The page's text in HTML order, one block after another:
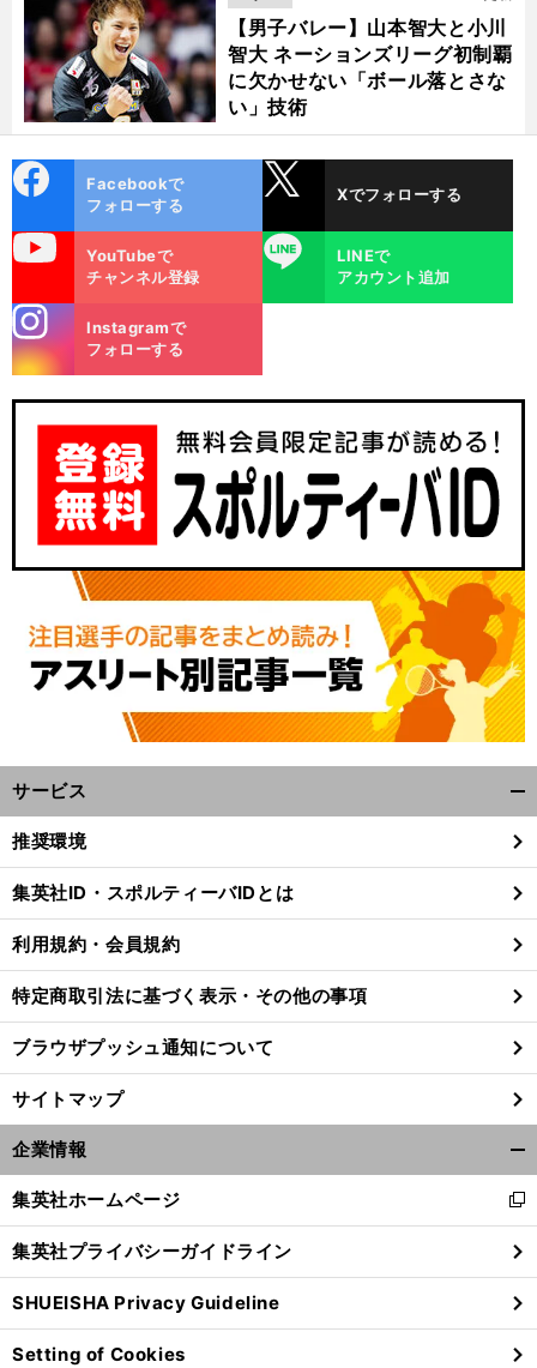
】
、
準
、
前
【男子バレー】山本智大と小川
智大 ネーションズリーグ初制覇
に欠かせない「ボール落とさな
い」技術
ok
Facebookで
フォローする
Xでフォローする
YouTubeで
チャンネル登録
LINE
LINEで
アカウント追加
m
Instagramで
フォローする
サービス
閉
る
推奨環境
集英社ID・スポルティーバIDとは
利用規約・会員規約
特定商取引法に基づく表示・その他の事項
ブラウザプッシュ通知について
サイトマップ
企業情報
閉
る
集英社ホームページ
新
し
い
ウ
ィ
ン
ド
集英社プライバシーガイドライン
SHUEISHA Privacy Guideline
Setting of Cookies